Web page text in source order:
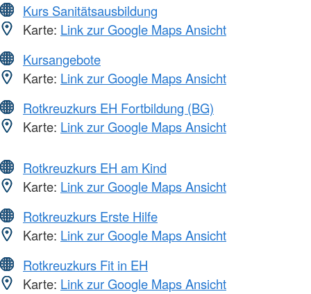
Kurs Sanitätsausbildung
Karte: Link zur Google Maps Ansicht
Kursangebote
Karte: Link zur Google Maps Ansicht
Rotkreuzkurs EH Fortbildung (BG)
Karte: Link zur Google Maps Ansicht
Rotkreuzkurs EH am Kind
Karte: Link zur Google Maps Ansicht
Rotkreuzkurs Erste Hilfe
Karte: Link zur Google Maps Ansicht
Rotkreuzkurs Fit in EH
Karte: Link zur Google Maps Ansicht